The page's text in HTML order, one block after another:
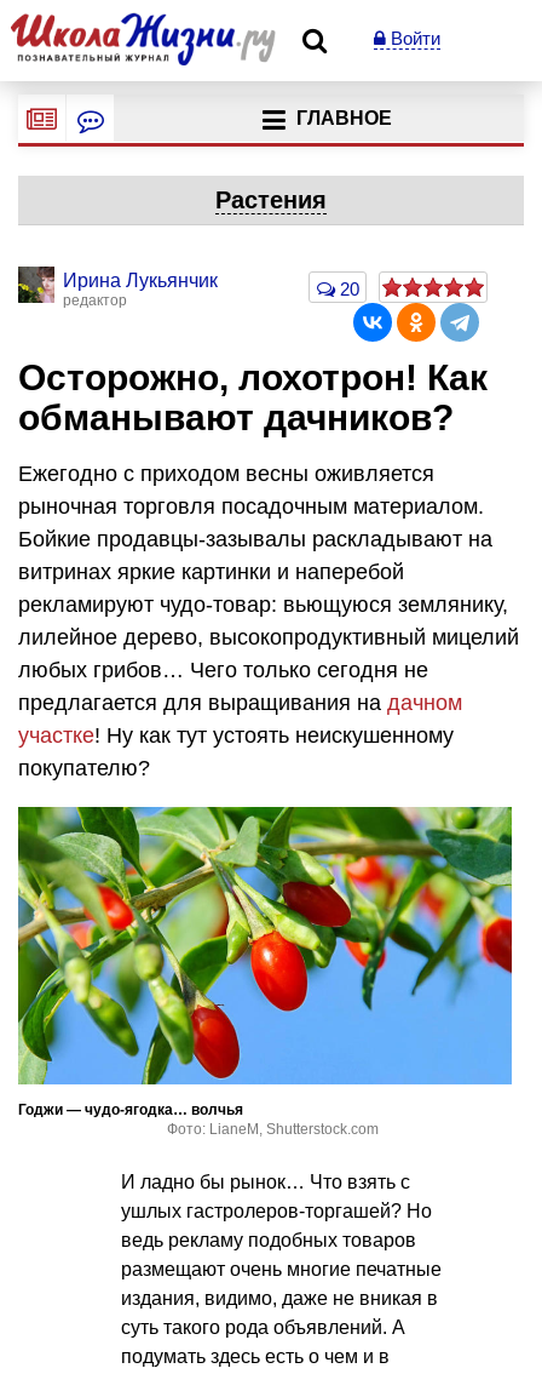
Войти
ГЛАВНОЕ
Растения
Ирина Лукьянчик
редактор
20
Осторожно, лохотрон! Как
обманывают дачников?
Ежегодно с приходом весны оживляется
рыночная торговля посадочным материалом.
Бойкие продавцы-зазывалы раскладывают на
витринах яркие картинки и наперебой
рекламируют чудо-товар: вьющуюся землянику,
лилейное дерево, высокопродуктивный мицелий
любых грибов… Чего только сегодня не
предлагается для выращивания на дачном
участке! Ну как тут устоять неискушенному
покупателю?
Годжи — чудо-ягодка… волчья
Фото: LianeM, Shutterstock.com
И ладно бы рынок… Что взять с
ушлых гастролеров-торгашей? Но
ведь рекламу подобных товаров
размещают очень многие печатные
издания, видимо, даже не вникая в
суть такого рода объявлений. А
подумать здесь есть о чем и в